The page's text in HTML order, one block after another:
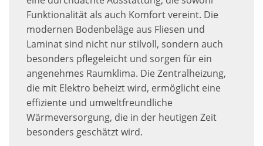
Funktionalität als auch Komfort vereint. Die
modernen Bodenbeläge aus Fliesen und
Laminat sind nicht nur stilvoll, sondern auch
besonders pflegeleicht und sorgen für ein
angenehmes Raumklima. Die Zentralheizung,
die mit Elektro beheizt wird, ermöglicht eine
effiziente und umweltfreundliche
Wärmeversorgung, die in der heutigen Zeit
besonders geschätzt wird.